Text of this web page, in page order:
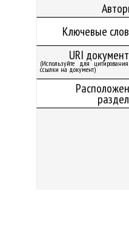
Ключевые
URI
(Используйте для
ссылки на документ)